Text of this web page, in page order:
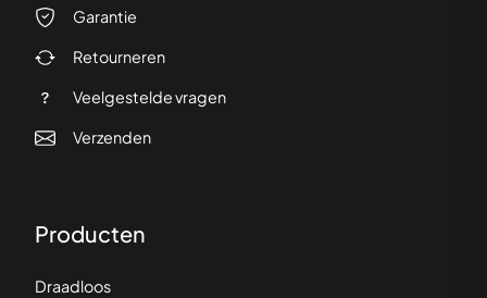
Garantie
Retourneren
Veelgestelde vragen
Verzenden
Producten
Draadloos